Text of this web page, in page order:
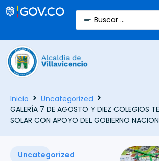
Inicio
Uncategorized
GALERÍA 7 DE AGOSTO Y DIEZ COLEGIOS
SOLAR CON APOYO DEL GOBIERNO
Uncategorized